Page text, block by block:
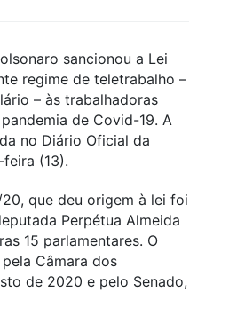
sancionou a Lei
regime de teletrabalho –
– às trabalhadoras
de Covid-19. A
no Diário Oficial da
(13).
que deu origem à lei foi
Perpétua Almeida
15 parlamentares. O
Câmara dos
de 2020 e pelo Senado,